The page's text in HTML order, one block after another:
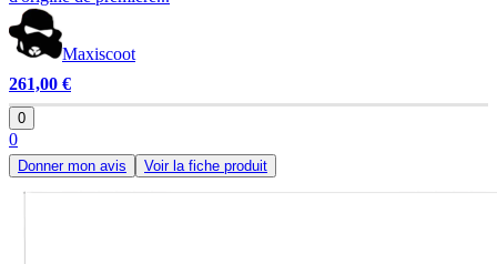
Maxiscoot
261,00 €
0
0
Donner mon avis Voir la fiche produit